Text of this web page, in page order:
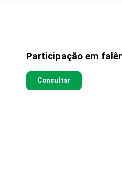
Participação em
Consultar